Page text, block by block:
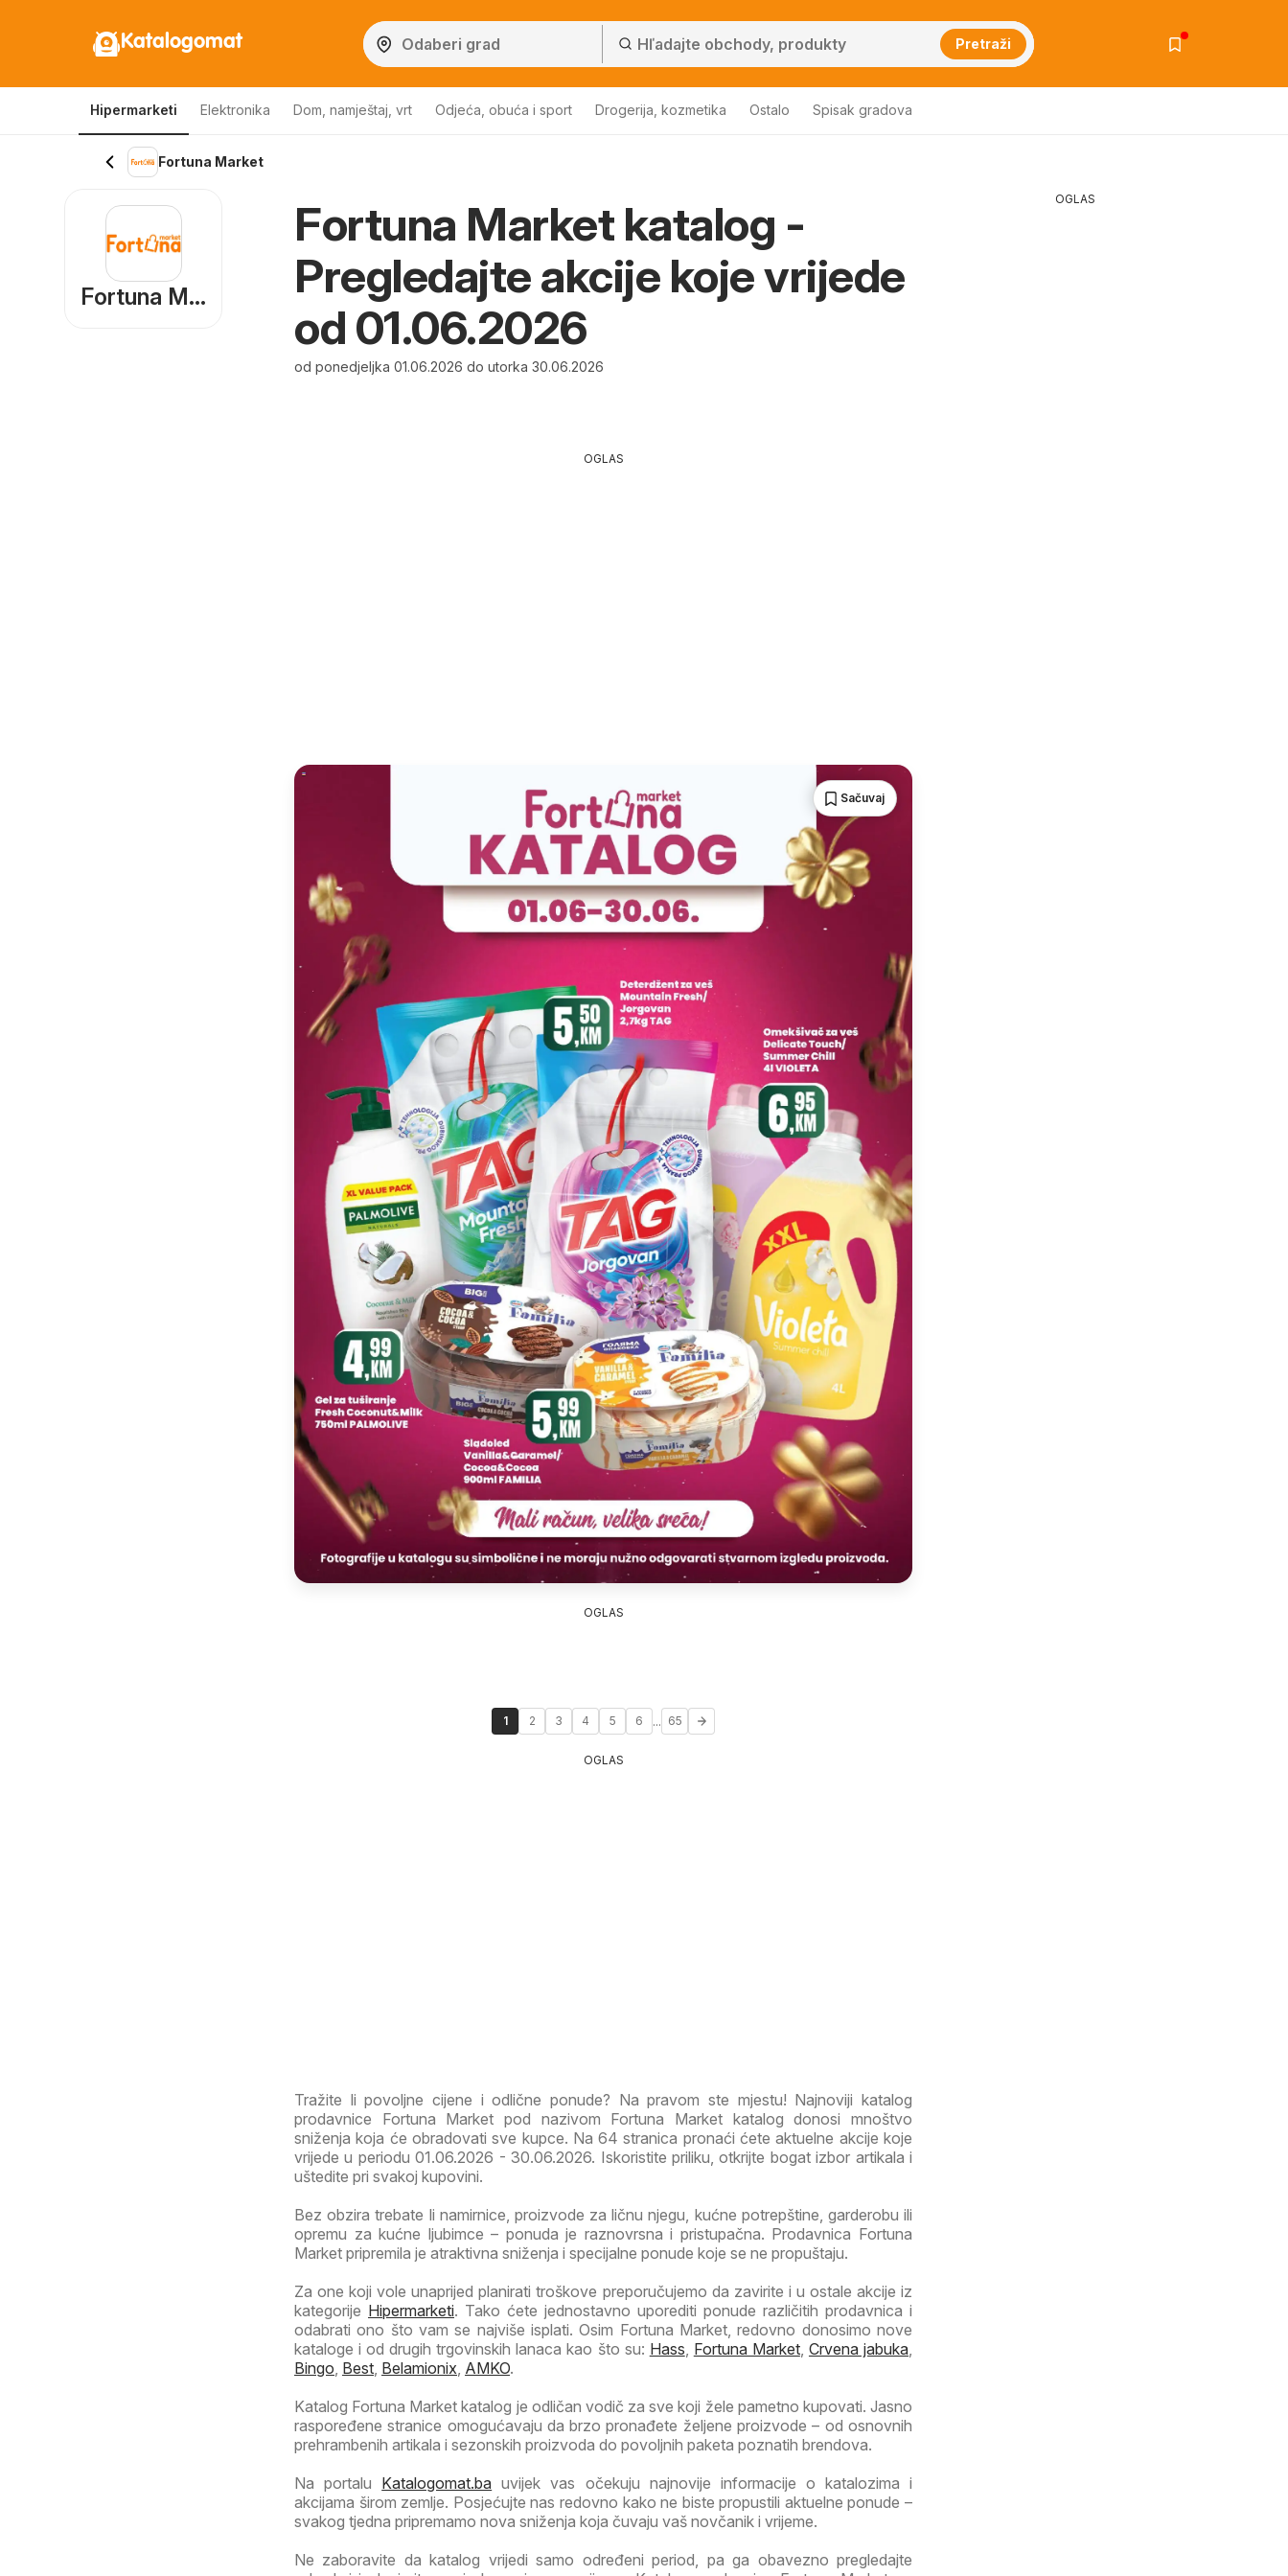
Katalogomat Pretraži
Hipermarketi Elektronika Dom, namještaj, vrt Odjeća, obuća i sport Drogerija, kozmetika Ostalo Spisak gradova
Fortuna Market
Fortuna Market katalog -
Pregledajte akcije koje vrijede
od 01.06.2026
od ponedjeljka 01.06.2026 do utorka 30.06.2026
OGLAS
Sačuvaj
OGLAS
1 2 3 4 5 6 ... 65
OGLAS
Tražite li povoljne cijene i odlične ponude? Na pravom ste mjestu! Najnoviji katalog
prodavnice Fortuna Market pod nazivom Fortuna Market katalog donosi mnoštvo
sniženja koja će obradovati sve kupce. Na 64 stranica pronaći ćete aktuelne akcije koje
vrijede u periodu 01.06.2026 - 30.06.2026. Iskoristite priliku, otkrijte bogat izbor artikala i
uštedite pri svakoj kupovini.
Bez obzira trebate li namirnice, proizvode za ličnu njegu, kućne potrepštine, garderobu ili
opremu za kućne ljubimce – ponuda je raznovrsna i pristupačna. Prodavnica Fortuna
Market pripremila je atraktivna sniženja i specijalne ponude koje se ne propuštaju.
Za one koji vole unaprijed planirati troškove preporučujemo da zavirite i u ostale akcije iz
kategorije Hipermarketi. Tako ćete jednostavno uporediti ponude različitih prodavnica i
odabrati ono što vam se najviše isplati. Osim Fortuna Market, redovno donosimo nove
kataloge i od drugih trgovinskih lanaca kao što su: Hass, Fortuna Market, Crvena jabuka,
Bingo, Best, Belamionix, AMKO.
Katalog Fortuna Market katalog je odličan vodič za sve koji žele pametno kupovati. Jasno
raspoređene stranice omogućavaju da brzo pronađete željene proizvode – od osnovnih
prehrambenih artikala i sezonskih proizvoda do povoljnih paketa poznatih brendova.
Na portalu Katalogomat.ba uvijek vas očekuju najnovije informacije o katalozima i
akcijama širom zemlje. Posjećujte nas redovno kako ne biste propustili aktuelne ponude –
svakog tjedna pripremamo nova sniženja koja čuvaju vaš novčanik i vrijeme.
Ne zaboravite da katalog vrijedi samo određeni period, pa ga obavezno pregledajte
Fortuna Market
OGLAS